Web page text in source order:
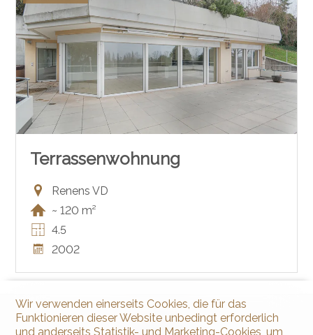
Terrassenwohnung
Renens VD
~ 120 m²
4.5
2002
Wir verwenden einerseits Cookies, die für das
Funktionieren dieser Website unbedingt erforderlich
und anderseits Statistik- und Marketing-Cookies, um